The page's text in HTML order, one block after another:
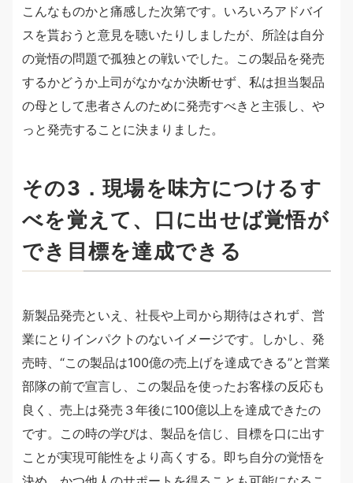
こんなものかと痛感した次第です。いろいろアドバイ
スを貰おうと意見を聴いたりしましたが、所詮は自分
の覚悟の問題で孤独との戦いでした。この製品を発売
するかどうか上司がなかなか決断せず、私は担当製品
の母として患者さんのために発売すべきと主張し、や
っと発売することに決まりました。
その3．現場を味方につけるす
べを覚えて、口に出せば覚悟が
でき目標を達成できる
新製品発売といえ、社長や上司から期待はされず、営
業にとりインパクトのないイメージです。しかし、発
売時、“この製品は100億の売上げを達成できる”と営業
部隊の前で宣言し、この製品を使ったお客様の反応も
良く、売上は発売３年後に100億以上を達成できたの
です。この時の学びは、製品を信じ、目標を口に出す
ことが実現可能性をより高くする。即ち自分の覚悟を